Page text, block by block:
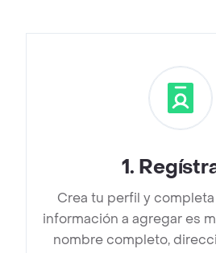
1.
Crea tu perfil y
información a agregar es
nombre completo,